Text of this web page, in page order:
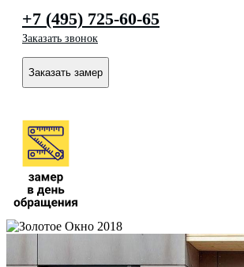
+7 (495) 725-60-65
Заказать звонок
Заказать замер